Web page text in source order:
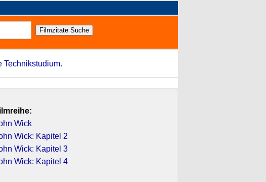
Technikstudium.
Wick
Wick: Kapitel 2
Wick: Kapitel 3
Wick: Kapitel 4